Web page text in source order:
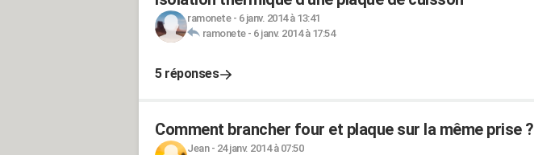
ramonete- 6 janv. 2014 à 13:41
ramonete- 6 janv. 2014 à 17:54
5 réponses
Comment brancher four et plaque sur la même prise ?
Jean- 24 janv. 2014 à 07:50